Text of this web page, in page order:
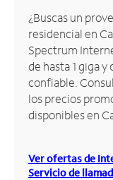
Inglés
Administrar
cuenta
Encuentra
una
tienda
¿Buscas un
residencial en
Spectrum
de hasta 1 giga
confiable.
los precios
disponibles en
Ver ofertas de
Servicio de